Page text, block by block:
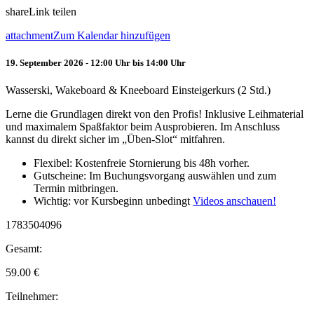
shareLink teilen
attachmentZum Kalendar hinzufügen
19. September 2026 - 12:00 Uhr bis 14:00 Uhr
Wasserski, Wakeboard & Kneeboard Einsteigerkurs (2 Std.)
Lerne die Grundlagen direkt von den Profis! Inklusive Leihmaterial
und maximalem Spaßfaktor beim Ausprobieren. Im Anschluss
kannst du direkt sicher im „Üben-Slot“ mitfahren.
Flexibel: Kostenfreie Stornierung bis 48h vorher.
Gutscheine: Im Buchungsvorgang auswählen und zum
Termin mitbringen.
Wichtig: vor Kursbeginn unbedingt Videos anschauen!
1783504096
Gesamt:
59.00 €
Teilnehmer: